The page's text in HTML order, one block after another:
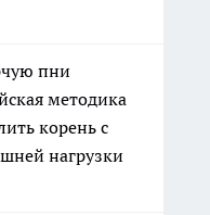
пни
методика
корень с
нагрузки